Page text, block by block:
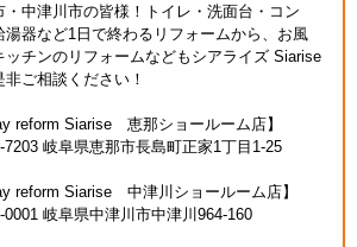
・中津川市の皆様！トイレ・洗面台・コン
湯器など1日で終わるリフォームから、お風
ッチンのリフォームなどもシアライズ Siarise
非ご相談ください！
reform Siarise 恵那ショールーム店】
7203 岐阜県恵那市長島町正家1丁目1-25
reform Siarise 中津川ショールーム店】
0001 岐阜県中津川市中津川964-160